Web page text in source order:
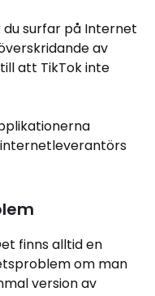
du surfar på Internet
av
att TikTok inte
finns alltid en
om man
version av